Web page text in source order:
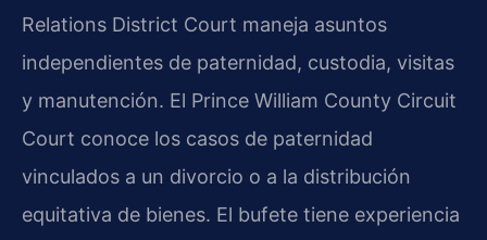
Relations District Court maneja asuntos
independientes de paternidad, custodia, visitas
y manutención. El Prince William County Circuit
Court conoce los casos de paternidad
vinculados a un divorcio o a la distribución
equitativa de bienes. El bufete tiene experiencia